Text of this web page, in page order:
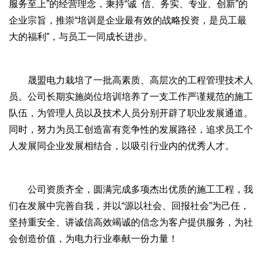
服务至上”的经营理念，秉持“诚 信、务实、专业、创新”的
企业宗旨，推崇“培训是企业最有效的战略投资，是员工最
大的福利”，与员工一同成长进步。
晟盟电力栽培了一批高素质、高层次的工程管理技术人
员。公司长期实施岗位培训培养了一支工作严谨规范的施工
队伍，为管理人员以及技术人员分别开辟了职业发展通道。
同时，努力为员工创造富有竞争性的发展路径，追求员工个
人发展同企业发展相结合，以吸引行业内的优秀人才。
公司资质齐全，圆满完成多项杰出优质的施工工程，我
们在发展中完善自我，并以“源以社会、回报社会”为己任，
坚持重安全、讲诚信高效竭诚的信念为客户提供服务，为社
会创造价值，为电力行业奉献一份力量！